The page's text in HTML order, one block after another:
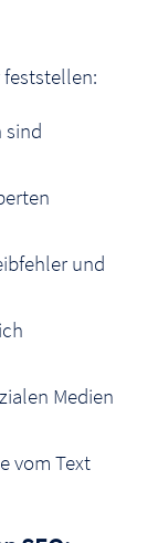
sind
und
Medien
vom Text